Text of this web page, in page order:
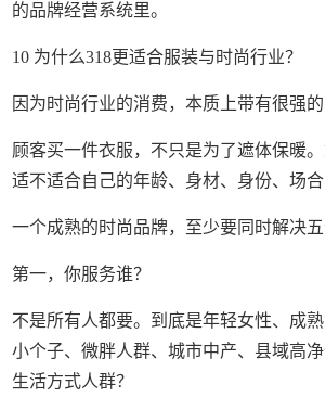
的品牌经营系统里。
10 为什么318更适合服装与时尚行业？
因为时尚行业的消费，本质上带有很强的
顾客买一件衣服，不只是为了遮体保暖
适不适合自己的年龄、身材、身份、场合
一个成熟的时尚品牌，至少要同时解决五
第一，你服务谁？
不是所有人都要。到底是年轻女性、成熟
小个子、微胖人群、城市中产、县域高
生活方式人群？